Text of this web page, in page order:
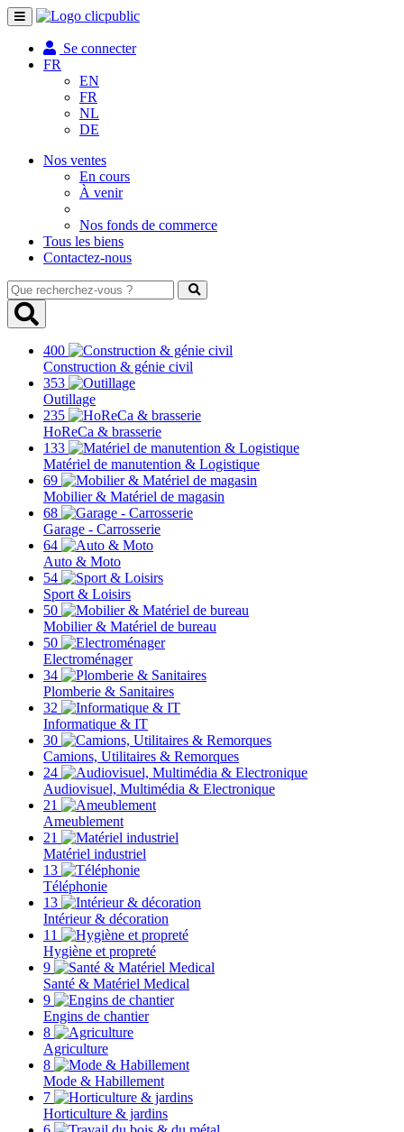
Toggle
navigation
Se connecter
FR
EN
FR
NL
DE
Nos ventes
En cours
À venir
Nos fonds de commerce
Tous les biens
Contactez-nous
Que
recherchez-
vous
400
Construction & génie civil
353
Outillage
235
HoReCa & brasserie
133
Matériel de manutention & Logistique
69
Mobilier & Matériel de magasin
68
Garage - Carrosserie
64
Auto & Moto
54
Sport & Loisirs
50
Mobilier & Matériel de bureau
50
Electroménager
34
Plomberie & Sanitaires
32
Informatique & IT
30
Camions, Utilitaires & Remorques
24
Audiovisuel, Multimédia & Electronique
21
Ameublement
21
Matériel industriel
13
Téléphonie
13
Intérieur & décoration
11
Hygiène et propreté
9
Santé & Matériel Medical
9
Engins de chantier
8
Agriculture
8
Mode & Habillement
7
Horticulture & jardins